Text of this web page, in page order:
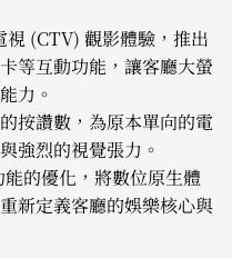
(CTV) 觀影體驗，推出
等互動功能，讓客廳大螢
力。
按讚數，為原本單向的電
強烈的視覺張力。
的優化，將數位原生體
新定義客廳的娛樂核心與